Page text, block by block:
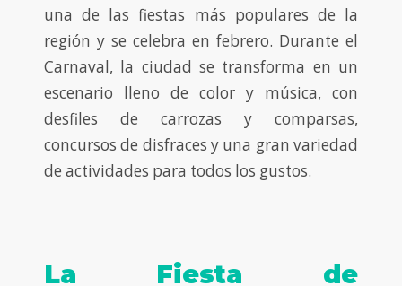
una de las fiestas más populares de la
región y se celebra en febrero. Durante el
Carnaval, la ciudad se transforma en un
escenario lleno de color y música, con
desfiles de carrozas y comparsas,
concursos de disfraces y una gran variedad
de actividades para todos los gustos.
La Fiesta de